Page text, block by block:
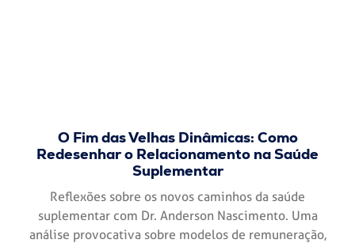
O Fim das Velhas Dinâmicas: Como
Redesenhar o Relacionamento na Saúde
Suplementar
Reflexões sobre os novos caminhos da saúde
suplementar com Dr. Anderson Nascimento. Uma
análise provocativa sobre modelos de remuneração,